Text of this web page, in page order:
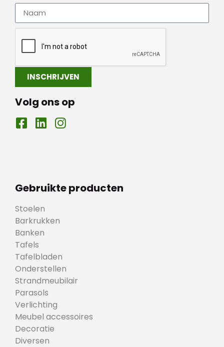
INSCHRIJVEN
Volg ons op
Gebruikte producten
Stoelen
Barkrukken
Banken
Tafels
Tafelbladen
Onderstellen
Strandmeubilair
Parasols
Verlichting
Meubel accessoires
Decoratie
Diversen